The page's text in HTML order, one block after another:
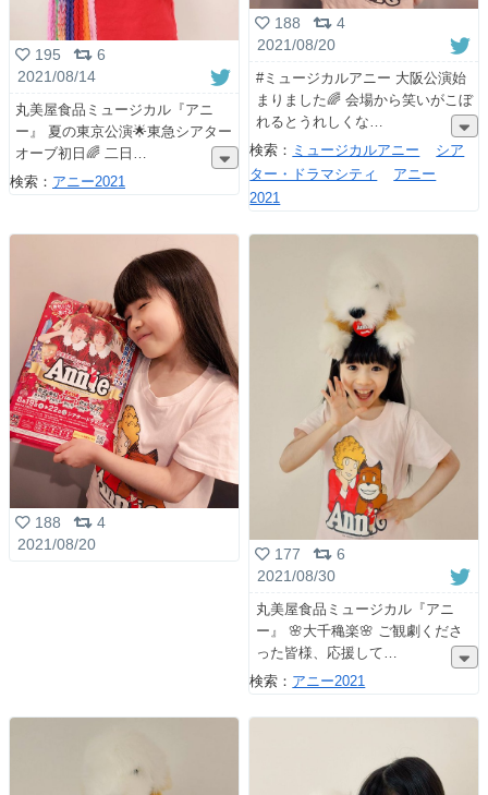
195
6
2021/08/14
丸美屋食品ミュージカル『アニ
ー』 夏の東京公演🌟東急シアター
オーブ初日🌈 二日
検索： アニー2021
188
4
2021/08/20
#ミュージカルアニー 大阪公演始
まりました🌈 会場から笑いがこぼ
れるとうれしくな
検索： ミュージカルアニー
シア
ター・ドラマシティ
アニー
2021
188
4
2021/08/20
177
6
2021/08/30
丸美屋食品ミュージカル『アニ
ー』 🌸大千穐楽🌸 ご観劇くださ
った皆様、応援して
検索： アニー2021